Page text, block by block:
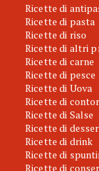
Ricette di
Ricette di pasta
Ricette di riso
Ricette di altri
Ricette di carne
Ricette di pesce
Ricette di Uova
Ricette di
Ricette di Salse
Ricette di
Ricette di drink
Ricette di
Ricette di